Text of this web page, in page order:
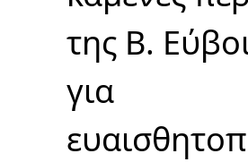
της Β.
για